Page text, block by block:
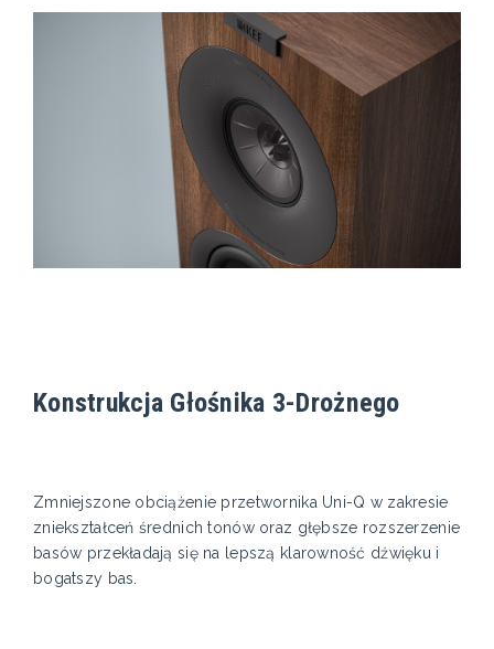
Konstrukcja Głośnika 3-Drożnego
Zmniejszone obciążenie przetwornika Uni-Q w zakresie
zniekształceń średnich tonów oraz głębsze rozszerzenie
basów przekładają się na lepszą klarowność dźwięku i
bogatszy bas.